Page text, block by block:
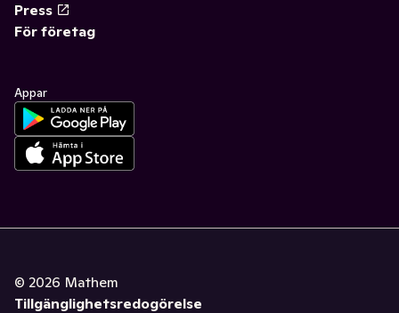
Press
För företag
Appar
© 2026 Mathem
Tillgänglighetsredogörelse